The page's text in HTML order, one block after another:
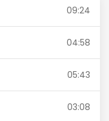
09:24
04:58
05:43
03:08